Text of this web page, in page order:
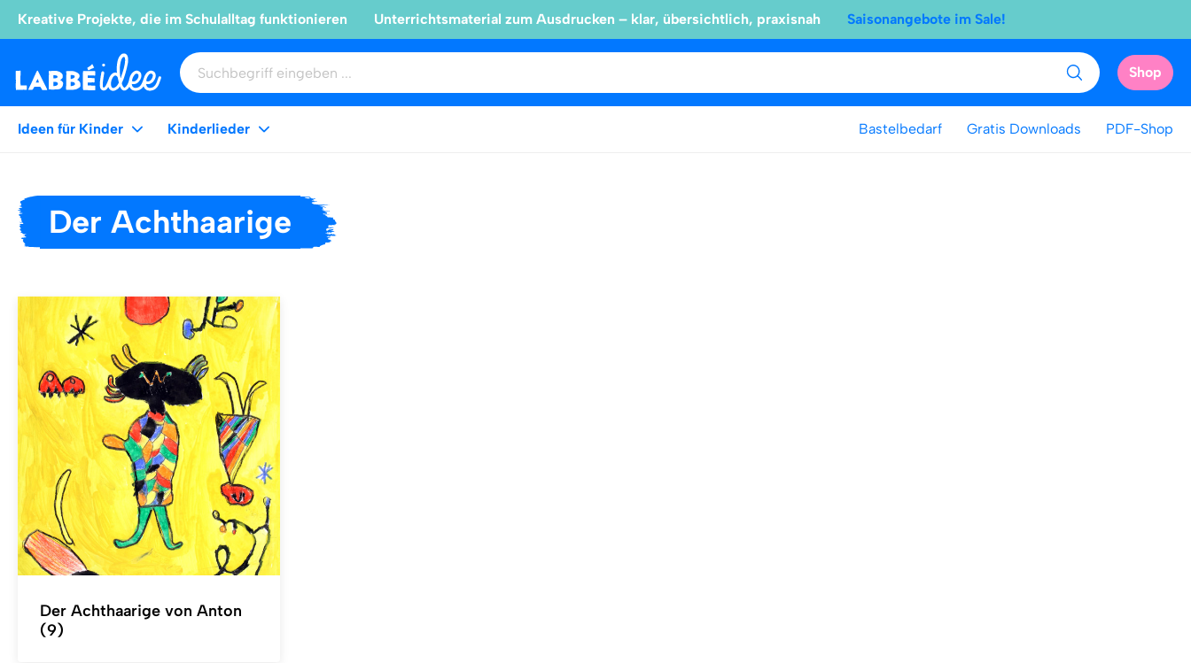
Kreative Projekte, die im Schulalltag funktionieren Unterrichtsmaterial zum Ausdrucken – klar, übersichtlich, praxisnah Saisonangebote im Sale!
Shop
Ideen für Kinder Kinderlieder Bastelbedarf Gratis Downloads PDF-Shop
Der Achthaarige
Der Achthaarige von Anton
(9)